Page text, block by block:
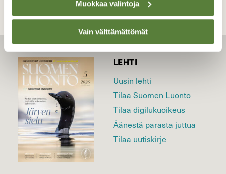
Muokkaa valintoja
Vain välttämättömät
LEHTI
Uusin lehti
Tilaa Suomen Luonto
Tilaa digilukuoikeus
Äänestä parasta juttua
Tilaa uutiskirje